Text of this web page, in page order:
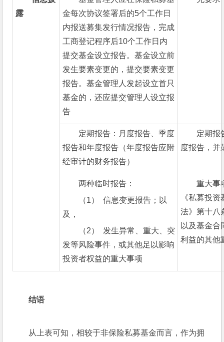
露
金每次协议签署后的5个工作日
内报送募集发行情况报告，完成
工商登记程序后10个工作日内
提交基金设立报告。基金设立前
发生要素变更的，提交要素变更
报告。基金管理人发起设立首只
基金的，还应提交管理人设立报
告
定期报告：月度报告、季度
报告和年度报告（年度报告应附
经审计的财务报告）
定期报
度报告，并
两种临时报告：
（1）  信息变更报告；以
及，
（2）  发生异常、重大、突
发等风险事件，或其他足以影响
投资者权益的重大事项
重大事
《私募投
法》第十八
以及基金合
利益的其他
结语
从上表可知，相较于非保险私募基金而言，作为拥